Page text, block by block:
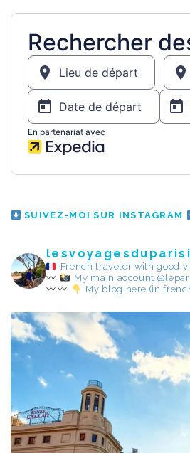
SUIVEZ-MOI SUR INSTAGRAM
French traveler with good
My main account
My blog here (in